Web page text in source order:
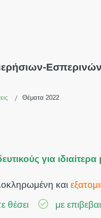
Θέματα 2022
για
και
θέσει
με